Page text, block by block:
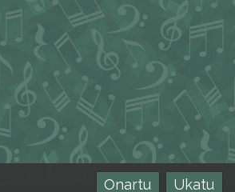
Onartu Ukatu